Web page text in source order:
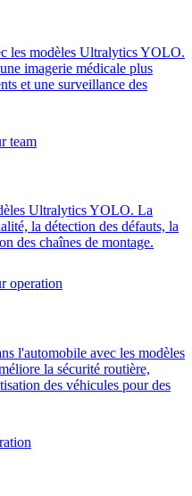
les modèles Ultralytics YOLO.
imagerie médicale plus
et une surveillance des
Ultralytics YOLO. La
la détection des défauts, la
des chaînes de montage.
l'automobile avec les modèles
la sécurité routière,
des véhicules pour des